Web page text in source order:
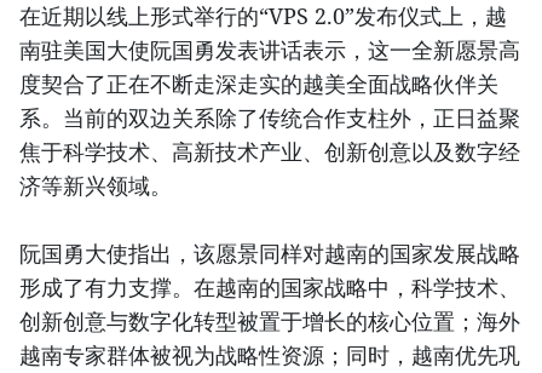
在近期以线上形式举行的“VPS 2.0”发布仪式上，越
南驻美国大使阮国勇发表讲话表示，这一全新愿景高
度契合了正在不断走深走实的越美全面战略伙伴关
系。当前的双边关系除了传统合作支柱外，正日益聚
焦于科学技术、高新技术产业、创新创意以及数字经
济等新兴领域。
阮国勇大使指出，该愿景同样对越南的国家发展战略
形成了有力支撑。在越南的国家战略中，科学技术、
创新创意与数字化转型被置于增长的核心位置；海外
越南专家群体被视为战略性资源；同时，越南优先巩